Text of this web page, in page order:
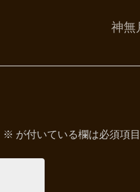
神無
※ が付いている欄は必須項